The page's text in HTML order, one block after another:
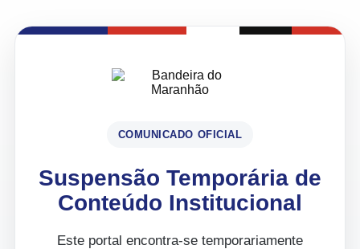
COMUNICADO OFICIAL
Suspensão Temporária de
Conteúdo Institucional
Este portal encontra-se temporariamente